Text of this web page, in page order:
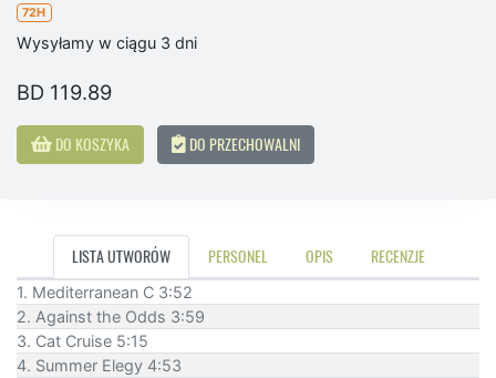
72H
Wysyłamy w ciągu 3 dni
BD 119.89
DO KOSZYKA DO PRZECHOWALNI
LISTA UTWORÓW PERSONEL OPIS RECENZJE
1. Mediterranean C 3:52
2. Against the Odds 3:59
3. Cat Cruise 5:15
4. Summer Elegy 4:53